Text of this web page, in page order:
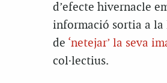
d’efecte hivernacle
informació sortia a la
de ‘netejar’ la seva
col·lectius.